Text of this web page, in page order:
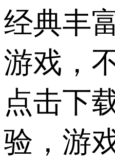
经典丰
游戏，
点击下
验，游